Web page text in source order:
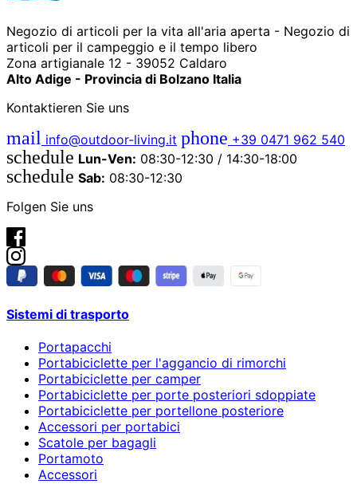
Negozio di articoli per la vita all'aria aperta - Negozio di
articoli per il campeggio e il tempo libero
Zona artigianale 12 - 39052 Caldaro
Alto Adige - Provincia di Bolzano Italia
Kontaktieren Sie uns
mail info@outdoor-living.it phone +39 0471 962 540
schedule Lun-Ven: 08:30-12:30 / 14:30-18:00
schedule Sab: 08:30-12:30
Folgen Sie uns
Sistemi di trasporto
Portapacchi
Portabiciclette per l'aggancio di rimorchi
Portabiciclette per camper
Portabiciclette per porte posteriori sdoppiate
Portabiciclette per portellone posteriore
Accessori per portabici
Scatole per bagagli
Portamoto
Accessori